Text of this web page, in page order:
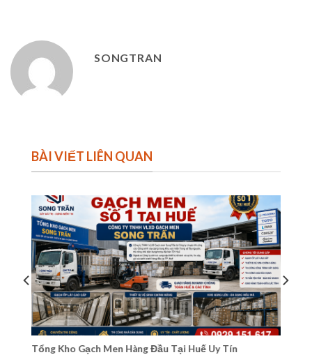
SONGTRAN
BÀI VIẾT LIÊN QUAN
Hàng Đầu Tại Huế Uy Tín
Cách nhận biết cửa hàng